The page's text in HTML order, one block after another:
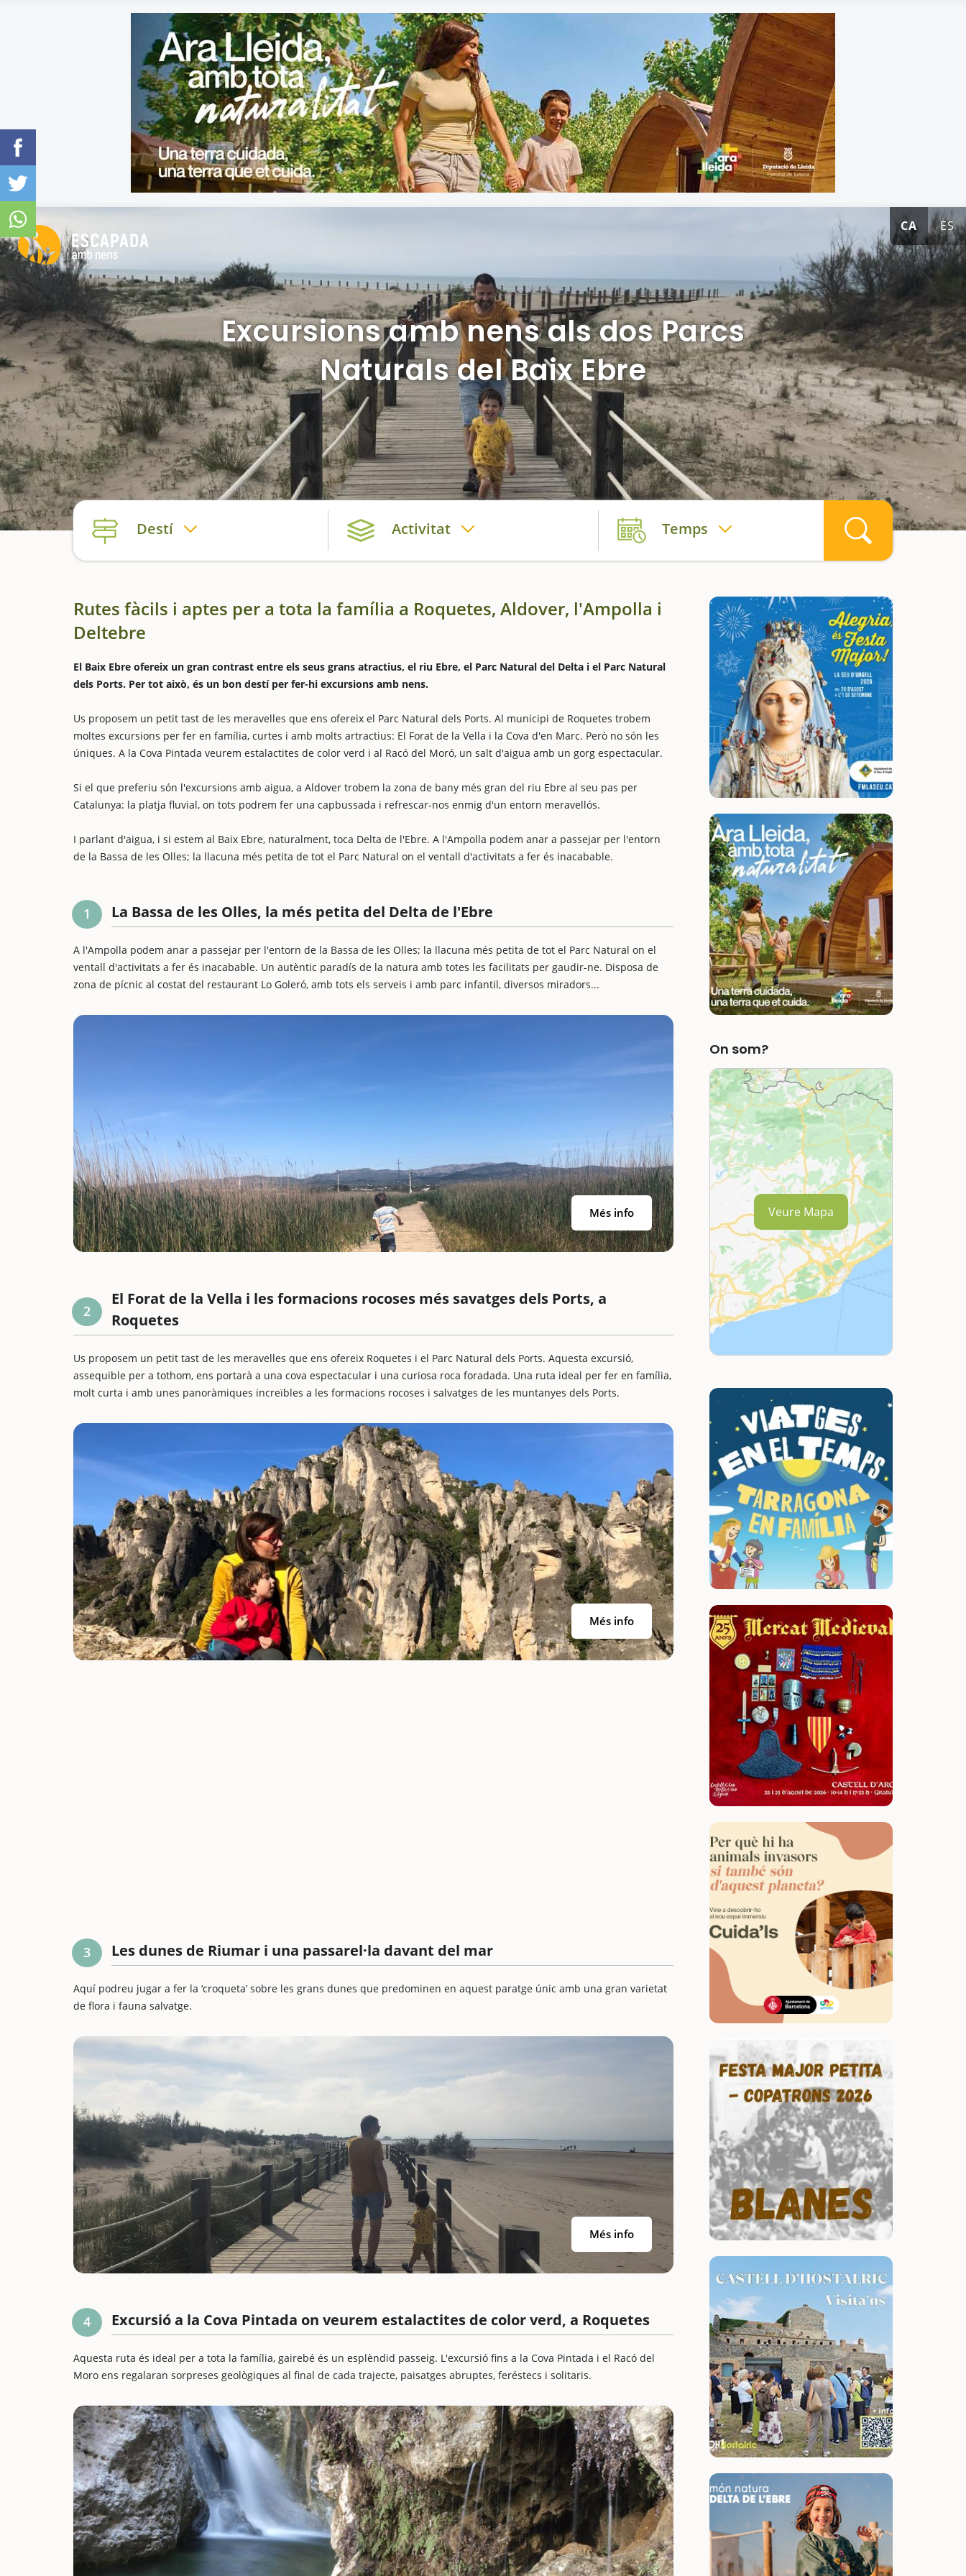
CA ES
Excursions amb nens als dos Parcs
Naturals del Baix Ebre
Destí Activitat Temps
Rutes fàcils i aptes per a tota la família a Roquetes, Aldover, l'Ampolla i
Deltebre
El Baix Ebre ofereix un gran contrast entre els seus grans atractius, el riu Ebre, el Parc Natural del Delta i el Parc Natural
dels Ports. Per tot això, és un bon destí per fer-hi excursions amb nens.
Us proposem un petit tast de les meravelles que ens ofereix el Parc Natural dels Ports. Al municipi de Roquetes trobem
moltes excursions per fer en família, curtes i amb molts artractius: El Forat de la Vella i la Cova d'en Marc. Però no són les
úniques. A la Cova Pintada veurem estalactites de color verd i al Racó del Moró, un salt d'aigua amb un gorg espectacular.
Si el que preferiu són l'excursions amb aigua, a Aldover trobem la zona de bany més gran del riu Ebre al seu pas per
Catalunya: la platja fluvial, on tots podrem fer una capbussada i refrescar-nos enmig d'un entorn meravellós.
I parlant d'aigua, i si estem al Baix Ebre, naturalment, toca Delta de l'Ebre. A l'Ampolla podem anar a passejar per l'entorn
de la Bassa de les Olles; la llacuna més petita de tot el Parc Natural on el ventall d'activitats a fer és inacabable.
1 La Bassa de les Olles, la més petita del Delta de l'Ebre
A l'Ampolla podem anar a passejar per l'entorn de la Bassa de les Olles; la llacuna més petita de tot el Parc Natural on el
ventall d'activitats a fer és inacabable. Un autèntic paradís de la natura amb totes les facilitats per gaudir-ne. Disposa de
zona de pícnic al costat del restaurant Lo Goleró, amb tots els serveis i amb parc infantil, diversos miradors...
Més info
2
El Forat de la Vella i les formacions rocoses més savatges dels Ports, a
Roquetes
Us proposem un petit tast de les meravelles que ens ofereix Roquetes i el Parc Natural dels Ports. Aquesta excursió,
assequible per a tothom, ens portarà a una cova espectacular i una curiosa roca foradada. Una ruta ideal per fer en família,
molt curta i amb unes panoràmiques increïbles a les formacions rocoses i salvatges de les muntanyes dels Ports.
Més info
3 Les dunes de Riumar i una passarel·la davant del mar
Aquí podreu jugar a fer la ‘croqueta’ sobre les grans dunes que predominen en aquest paratge únic amb una gran varietat
de flora i fauna salvatge.
Més info
4 Excursió a la Cova Pintada on veurem estalactites de color verd, a Roquetes
Aquesta ruta és ideal per a tota la família, gairebé és un esplèndid passeig. L'excursió fins a la Cova Pintada i el Racó del
Moro ens regalaran sorpreses geològiques al final de cada trajecte, paisatges abruptes, feréstecs i solitaris.
On som?
Veure Mapa